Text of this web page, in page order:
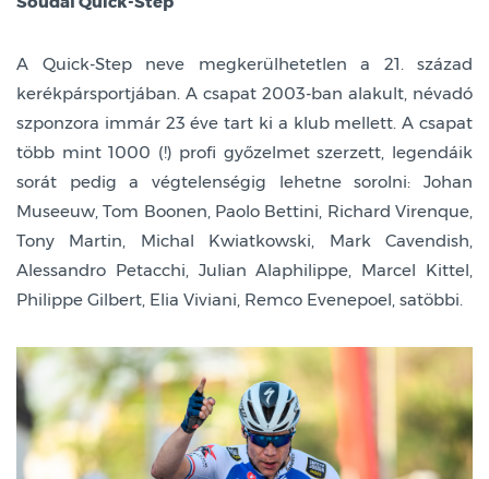
A Quick-Step neve megkerülhetetlen a 21. század
kerékpársportjában. A csapat 2003-ban alakult, névadó
szponzora immár 23 éve tart ki a klub mellett. A csapat
több mint 1000 (!) profi győzelmet szerzett, legendáik
sorát pedig a végtelenségig lehetne sorolni: Johan
Museeuw, Tom Boonen, Paolo Bettini, Richard Virenque,
Tony Martin, Michal Kwiatkowski, Mark Cavendish,
Alessandro Petacchi, Julian Alaphilippe, Marcel Kittel,
Philippe Gilbert, Elia Viviani, Remco Evenepoel, satöbbi.